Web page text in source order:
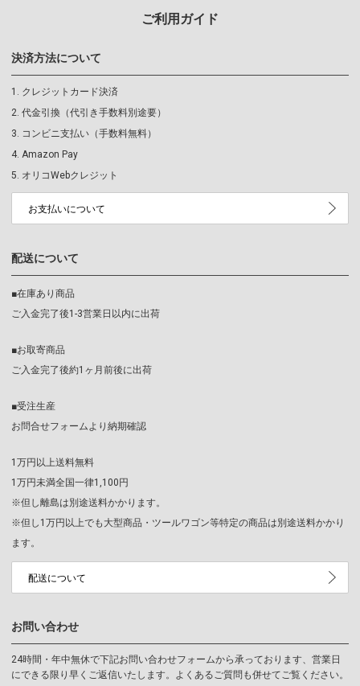
ご利用ガイド
決済方法について
クレジットカード決済
代金引換（代引き手数料別途要）
コンビニ支払い（手数料無料）
Amazon Pay
オリコWebクレジット
お支払いについて
配送について
■在庫あり商品
ご入金完了後1-3営業日以内に出荷
■お取寄商品
ご入金完了後約1ヶ月前後に出荷
■受注生産
お問合せフォームより納期確認
1万円以上送料無料
1万円未満全国一律1,100円
※但し離島は別途送料かかります。
※但し1万円以上でも大型商品・ツールワゴン等特定の商品は別途送料かかり
ます。
配送について
お問い合わせ
24時間・年中無休で下記お問い合わせフォームから承っております、営業日
にできる限り早くご返信いたします。よくあるご質問も併せてご覧ください。